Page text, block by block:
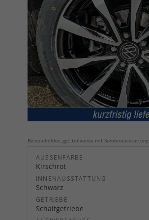
Beispielbilder, ggf. teilweise mit Sonderausstattung
AUSSENFARBE
Kirschrot
INNENAUSSTATTUNG
Schwarz
GETRIEBE
Schaltgetriebe